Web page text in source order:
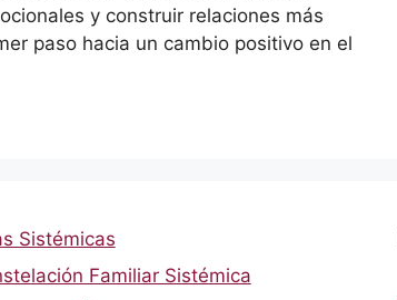
y construir relaciones más
paso hacia un cambio positivo en el
Sistémicas
Familiar Sistémica